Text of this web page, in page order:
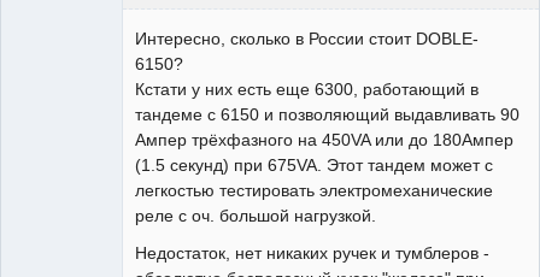
Интересно, сколько в России стоит DOBLE-
6150?
Кстати у них есть еще 6300, работающий в
тандеме с 6150 и позволяющий выдавливать 90
Ампер трёхфазного на 450VA или до 180Ампер
(1.5 секунд) при 675VA. Этот тандем может с
легкостью тестировать электромеханические
реле с оч. большой нагрузкой.
Недостаток, нет никаких ручек и тумблеров -